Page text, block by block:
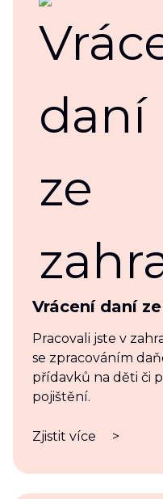
Vrácení daní
Pracovali jste v
se zpracováním
přídavků na děti či
pojištění.
Zjistit více >